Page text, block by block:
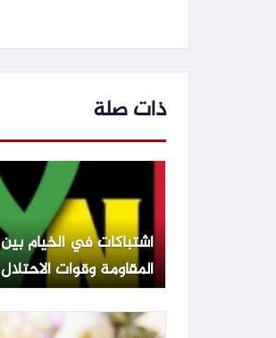
ذات صلة
اشتباكات في الخيام بين
المقاومة وقوات الاحتلال